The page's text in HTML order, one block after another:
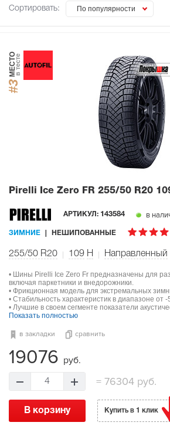
Сортировать: По популярности
#3
МЕСТОв тесте
Pirelli Ice Zero FR 255/50 R20
АРТИКУЛ: 143584 в
ЗИМНИЕ НЕШИПОВАННЫЕ
255/50 R20 109 H Направленный
• Шины Pirelli Ice Zero Fr предназначены для
включая паркетники и внедорожники.
• Фрикционная модель для экстремальных
• Стабильность характеристик в диапазоне от
• Лучшие в своем сегменте показатели
Показать полностью
в закладки сравнить
19076 руб.
4 = 76304 руб.
В корзину Купить в 1 клик